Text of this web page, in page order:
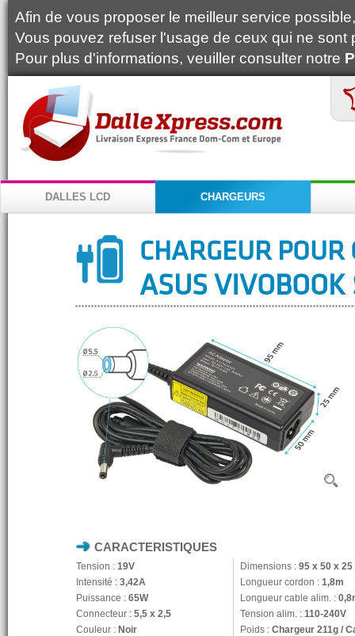
Afin de vous proposer le meilleur service
Vous pouvez refuser l'usage de ceux qui ne
Pour plus d'informations, veuiller consulter notre
DALLES LCD CHARGEURS
CHARGEUR
ASUS VIVOBOOK
CARACTERISTIQUES
Tension : 19V Dimensions : 95 x 50 x 25
Intensité : 3,42A Longueur cordon : 1,8m
Puissance : 65W Longueur cable alim. :
Connecteur : 5,5 x 2,5 Tension alim. : 110-240V
Couleur : Noir Poids : Chargeur 211g /